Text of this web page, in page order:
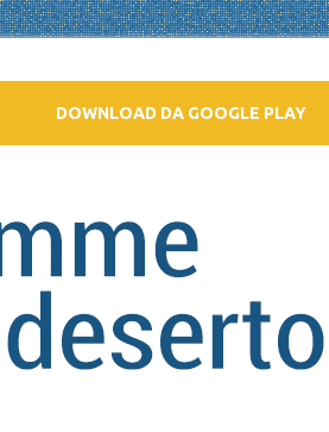
DOWNLOAD DA GOOGLE PLAY